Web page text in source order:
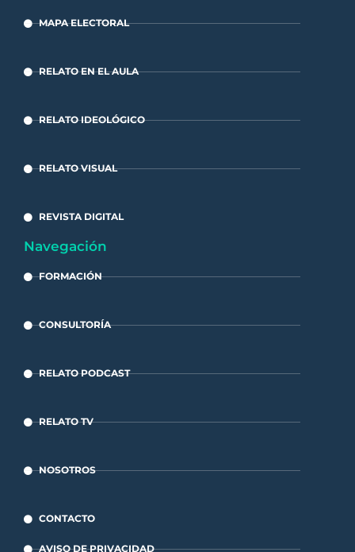
MAPA ELECTORAL
RELATO EN EL AULA
RELATO IDEOLÓGICO
RELATO VISUAL
REVISTA DIGITAL
Navegación
FORMACIÓN
CONSULTORÍA
RELATO PODCAST
RELATO TV
NOSOTROS
CONTACTO
AVISO DE PRIVACIDAD